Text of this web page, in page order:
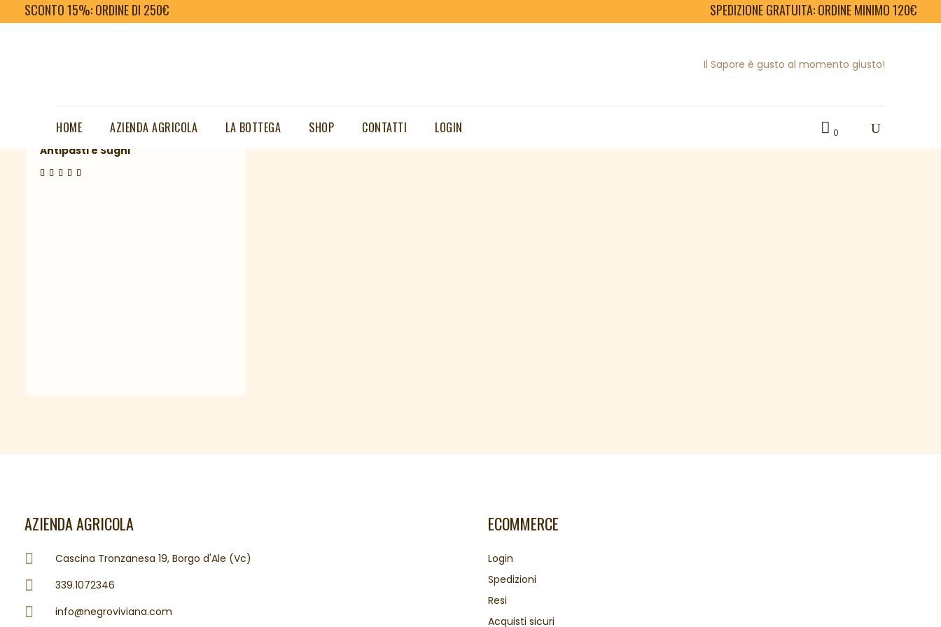
SCONTO 15%: ORDINE DI 250€ SPEDIZIONE GRATUITA: ORDINE MINIMO 120€
Il Sapore è gusto al momento giusto!
HOME AZIENDA AGRICOLA LA BOTTEGA SHOP CONTATTI LOGIN 0
Zucchine in carpione
Antipasti e Sughi
5,00
AZIENDA AGRICOLA
Cascina Tronzanesa 19, Borgo d'Ale (Vc)
339.1072346
info@negroviviana.com
ECOMMERCE
Login
Spedizioni
Resi
Acquisti sicuri